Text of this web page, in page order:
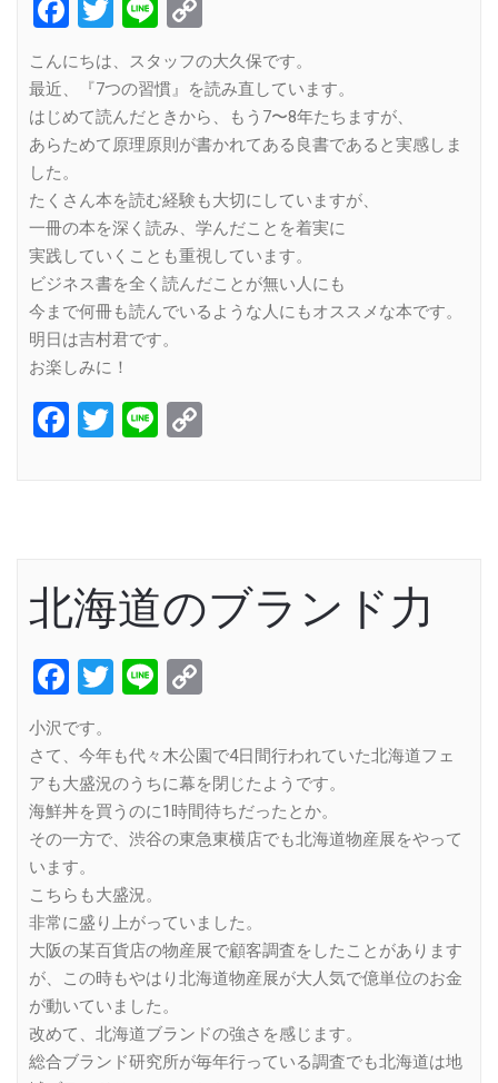
Facebook
Twitter
Line
Link
こんにちは、スタッフの大久保です。
最近、『7つの習慣』を読み直しています。
はじめて読んだときから、もう7〜8年たちますが、
あらためて原理原則が書かれてある良書であると実感しま
した。
たくさん本を読む経験も大切にしていますが、
一冊の本を深く読み、学んだことを着実に
実践していくことも重視しています。
ビジネス書を全く読んだことが無い人にも
今まで何冊も読んでいるような人にもオススメな本です。
明日は吉村君です。
お楽しみに！
Facebook
Twitter
Line
北海道のブランド力
Facebook
Twitter
Line
小沢です。
さて、今年も代々木公園で4日間行われていた北海道フェ
アも大盛況のうちに幕を閉じたようです。
海鮮丼を買うのに1時間待ちだったとか。
その一方で、渋谷の東急東横店でも北海道物産展をやって
います。
こちらも大盛況。
非常に盛り上がっていました。
大阪の某百貨店の物産展で顧客調査をしたことがあります
が、この時もやはり北海道物産展が大人気で億単位のお金
が動いていました。
改めて、北海道ブランドの強さを感じます。
総合ブランド研究所が毎年行っている調査でも北海道は地